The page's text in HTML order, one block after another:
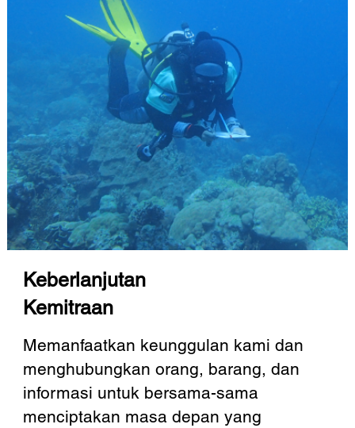
Keberlanjutan
Kemitraan
Memanfaatkan keunggulan kami dan
menghubungkan orang, barang, dan
informasi untuk bersama-sama
menciptakan masa depan yang